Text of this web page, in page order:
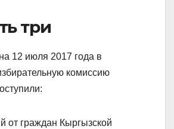
три
12 июля 2017 года в
комиссию
от граждан Кыргызской